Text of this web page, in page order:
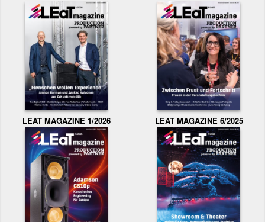
LEAT MAGAZINE 1/2026 LEAT MAGAZINE 6/2025